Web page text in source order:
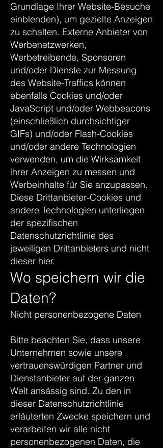
Grundlage Ihrer Website-Besuche
einblenden), um gezielte Anzeigen
zu schalten. Externe Anbieter von
Werbenetzwerken,
Werbetreibende, Sponsoren
und/oder Dienste zur Messung
des Website-Traffics können
ebenfalls Cookies und/oder
JavaScript und/oder Webbeacons
(einschließlich durchsichtiger
GIFs) und/oder Flash-Cookies
und/oder andere Technologien
verwenden, um die Wirksamkeit
ihrer Anzeigen zu messen und
Werbeinhalte für Sie anzupassen.
Diese Drittanbieter-Cookies und
andere Technologien unterliegen
der spezifischen
Datenschutzrichtlinie des
jeweiligen Drittanbieters und nicht
dieser hier.
Wo speichern wir die
Daten?
Nicht personenbezogene Daten
Bitte beachten Sie, dass unsere
Unternehmen sowie unsere
vertrauenswürdigen Partner und
Dienstanbieter auf der ganzen
Welt ansässig sind. Zu den in
dieser Datenschutzrichtlinie
erläuterten Zwecke speichern und
verarbeiten wir alle nicht
personenbezogenen Daten, die